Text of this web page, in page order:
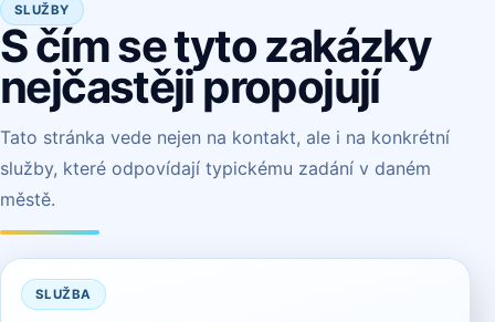
SLUŽBY
S čím se tyto zakázky
nejčastěji propojují
Tato stránka vede nejen na kontakt, ale i na konkrétní
služby, které odpovídají typickému zadání v daném
městě.
SLUŽBA